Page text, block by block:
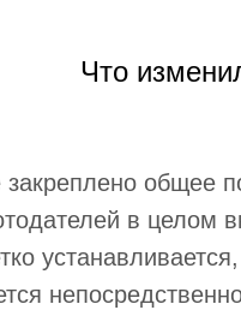
Что
закреплено общее
в целом